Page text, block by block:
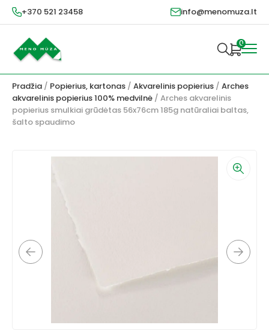
+370 521 23458 info@menomuza.lt
0
Pradžia / Popierius, kartonas / Akvarelinis popierius / Arches
akvarelinis popierius 100% medvilnė / Arches akvarelinis
popierius smulkiai grūdėtas 56x76cm 185g natūraliai baltas,
šalto spaudimo